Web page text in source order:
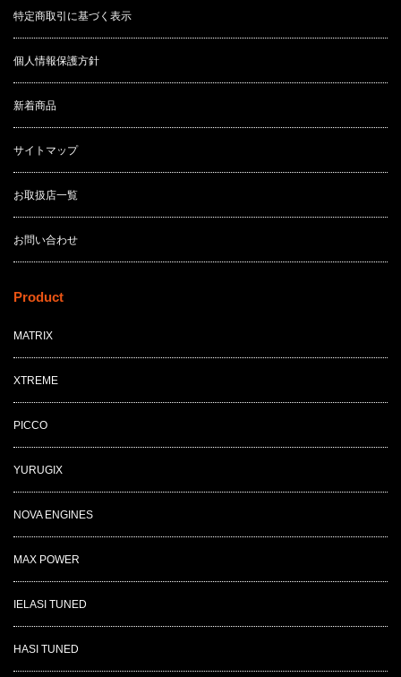
特定商取引に基づく表示
個人情報保護方針
新着商品
サイトマップ
お取扱店一覧
お問い合わせ
Product
MATRIX
XTREME
PICCO
YURUGIX
NOVA ENGINES
MAX POWER
IELASI TUNED
HASI TUNED